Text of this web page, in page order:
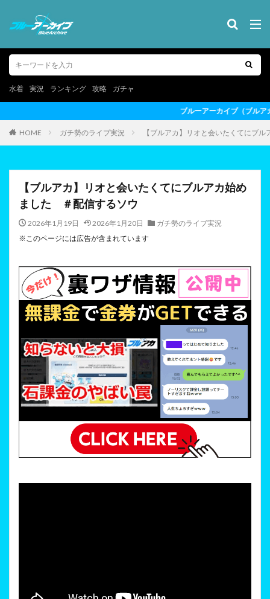
水着 実況 ランキング 攻略 ガチャ
ブルーアーカイブ（ブルアカ）の最新情報を動画形式でお届け
HOME ガチ勢のライブ実況 【ブルアカ】リオと会いたくてにブ
【ブルアカ】リオと会いたくてにブルアカ始め
ました ＃配信するソウ
2026年1月19日 2026年1月20日
ガチ勢のライブ実況
※このページには広告が含まれています